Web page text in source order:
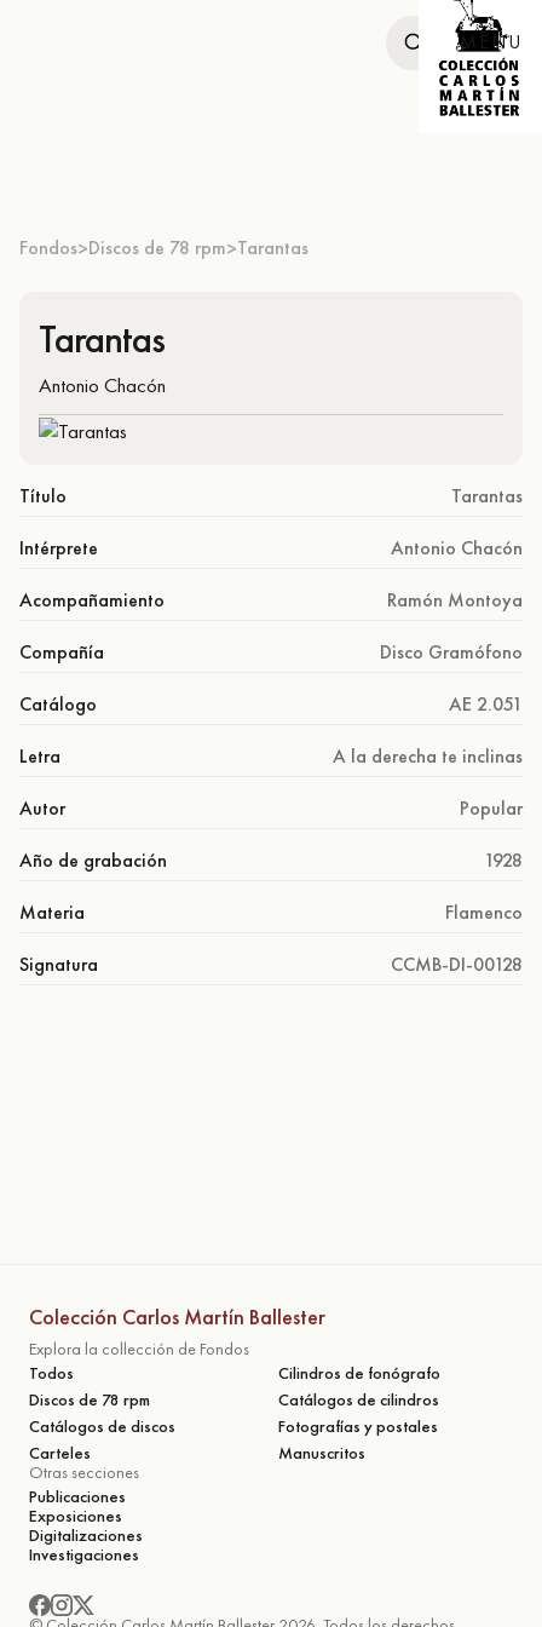
MENU
Fondos>Discos de 78 rpm>Tarantas
Tarantas
Antonio Chacón
Título Tarantas
Intérprete Antonio Chacón
Acompañamiento Ramón Montoya
Compañía Disco Gramófono
Catálogo AE 2.051
Letra A la derecha te inclinas
Autor Popular
Año de grabación 1928
Materia Flamenco
Signatura CCMB-DI-00128
Colección Carlos Martín Ballester
Explora la collección de Fondos
Todos
Cilindros de fonógrafo
Discos de 78 rpm
Catálogos de cilindros
Catálogos de discos
Fotografías y postales
Carteles
Manuscritos
Otras secciones
Publicaciones
Exposiciones
Digitalizaciones
Investigaciones